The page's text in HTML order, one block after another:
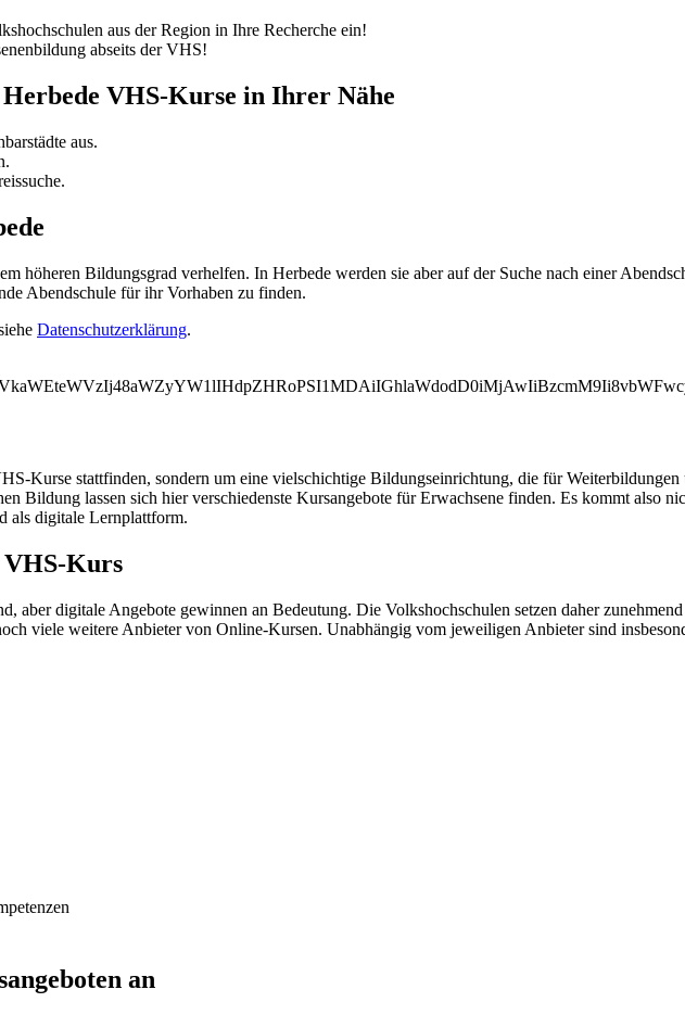
aus der Region in Ihre Recherche ein!
abseits der VHS!
VHS-Kurse in Ihrer Nähe
aus.
höheren Bildungsgrad verhelfen. In Herbede werden sie aber auf der Suche nach einer
Abendschule für ihr Vorhaben zu finden.
Datenschutzerklärung.
Kurse stattfinden, sondern um eine vielschichtige Bildungseinrichtung, die für Weiterbildungen
Bildung lassen sich hier verschiedenste Kursangebote für Erwachsene finden. Es kommt also
als digitale Lernplattform.
VHS-Kurs
aber digitale Angebote gewinnen an Bedeutung. Die Volkshochschulen setzen daher
viele weitere Anbieter von Online-Kursen. Unabhängig vom jeweiligen Anbieter sind
an